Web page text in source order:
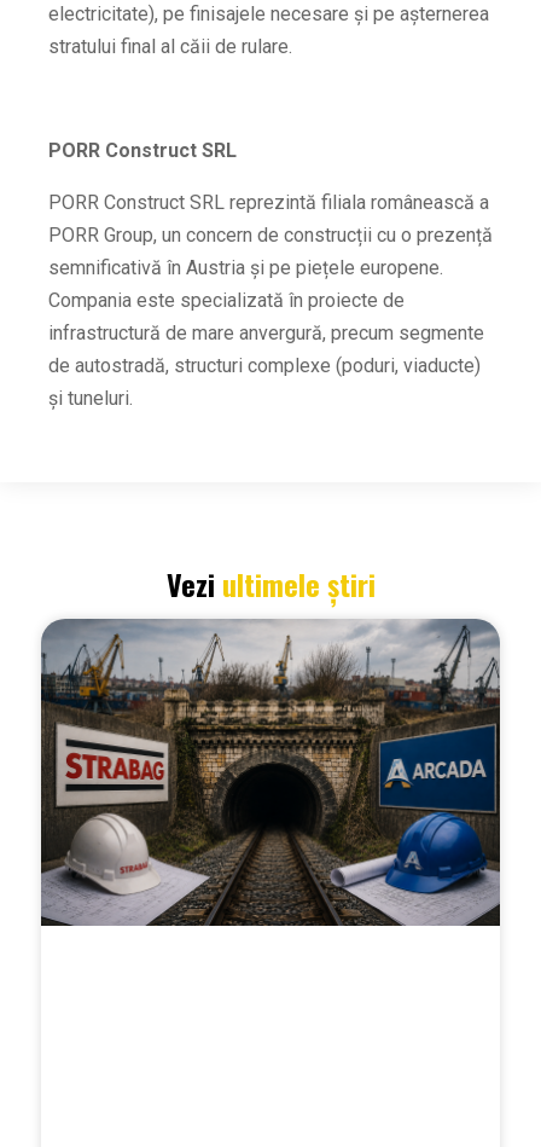
electricitate), pe finisajele necesare și pe așternerea
stratului final al căii de rulare.
PORR Construct SRL
PORR Construct SRL reprezintă filiala românească a
PORR Group, un concern de construcții cu o prezență
semnificativă în Austria și pe piețele europene.
Compania este specializată în proiecte de
infrastructură de mare anvergură, precum segmente
de autostradă, structuri complexe (poduri, viaducte)
și tuneluri.
Vezi ultimele știri